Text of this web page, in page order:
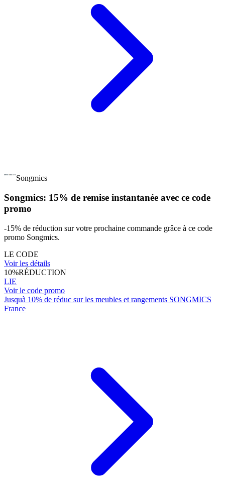
Songmics
Songmics: 15% de remise instantanée avec ce code
promo
-15% de réduction sur votre prochaine commande grâce à ce code
promo Songmics.
LE CODE
Voir les détails
10%RÉDUCTION
LIE
Voir le code promo
Jusquà 10% de réduc sur les meubles et rangements SONGMICS
France